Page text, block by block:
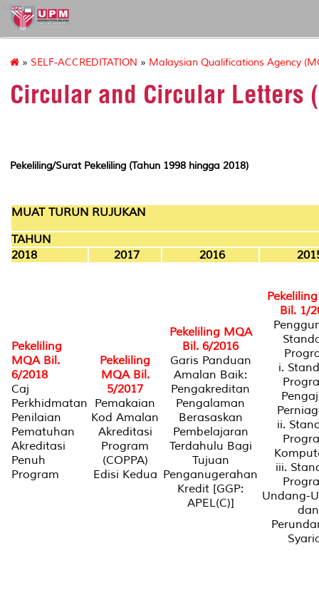
cqa
» SELF-ACCREDITATION » Malaysian Qualifications Agency
Circular and Circular Letters
Pekeliling/Surat Pekeliling (Tahun 1998 hingga 2018)
MUAT TURUN RUJUKAN
TAHUN
2018
2017 2016
Pekeliling
MQA Bil.
6/2018
Caj
Perkhidmatan
Penilaian
Pematuhan
Akreditasi
Penuh
Program
Pekeliling
MQA Bil.
5/2017
Pemakaian
Kod Amalan
Akreditasi
Program
(COPPA)
Edisi Kedua
Pekeliling MQA
Bil. 6/2016
Garis Panduan
Amalan Baik:
Pengakreditan
Pengalaman
Berasaskan
Pembelajaran
Terdahulu Bagi
Tujuan
Penganugerahan
Kredit [GGP:
APEL(C)]
Bil. 1/
i.
ii.
iii.
Undang-
dan